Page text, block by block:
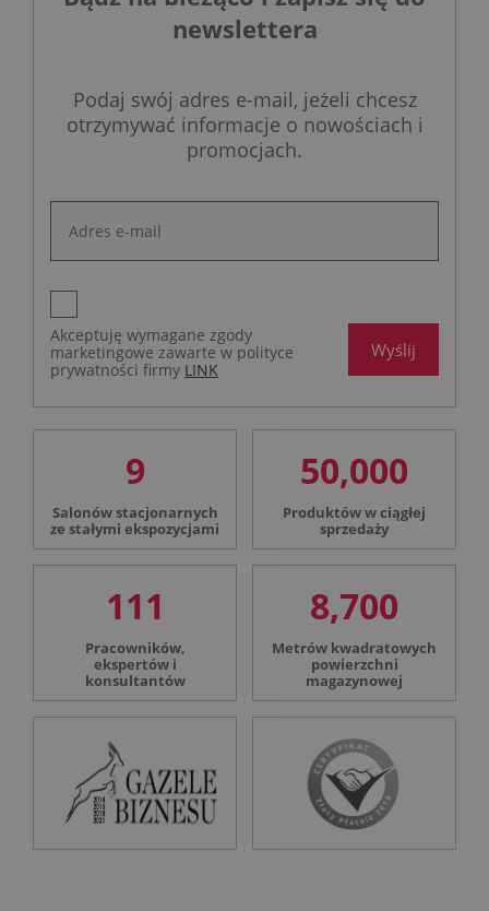
newslettera
Podaj swój adres e-mail, jeżeli chcesz
otrzymywać informacje o nowościach i
promocjach.
Akceptuję wymagane zgody
marketingowe zawarte w polityce
prywatności firmy LINK
Wyślij
9
Salonów stacjonarnych
ze stałymi ekspozycjami
50,000
Produktów w ciągłej
sprzedaży
111
Pracowników,
ekspertów i
konsultantów
8,700
Metrów kwadratowych
powierzchni
magazynowej